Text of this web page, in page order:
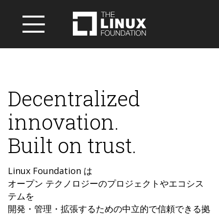
Decentralized
innovation.
Built on trust.
Linux Foundation は
オープン テクノロジーのプロジェクトやエコシス
テムを
開発・管理・拡張するための中立的で信頼できる拠